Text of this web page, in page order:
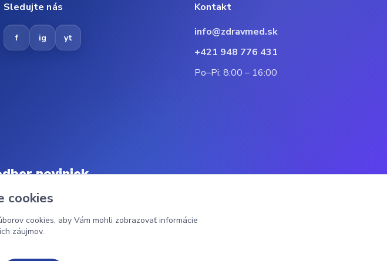
Sledujte nás
f ig yt
Kontakt
info@zdravmed.sk
+421 948 776 431
Po–Pi: 8:00 – 16:00
noviniek
cookies
cookies, aby Vám mohli zobrazovať informácie
záujmov.